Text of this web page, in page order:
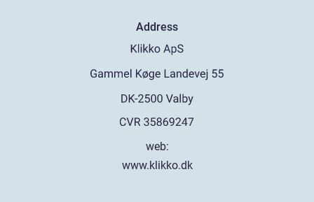
Address
web:
www.klikko.dk